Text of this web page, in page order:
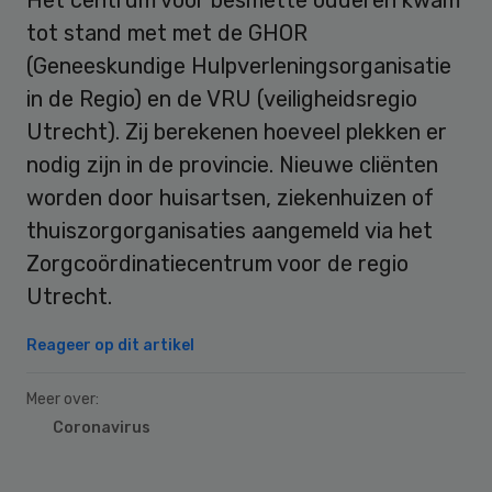
tot stand met met de GHOR
(Geneeskundige Hulpverleningsorganisatie
in de Regio) en de VRU (veiligheidsregio
Utrecht). Zij berekenen hoeveel plekken er
nodig zijn in de provincie. Nieuwe cliënten
worden door huisartsen, ziekenhuizen of
thuiszorgorganisaties aangemeld via het
Zorgcoördinatiecentrum voor de regio
Utrecht.
Reageer op dit artikel
Meer over:
Coronavirus